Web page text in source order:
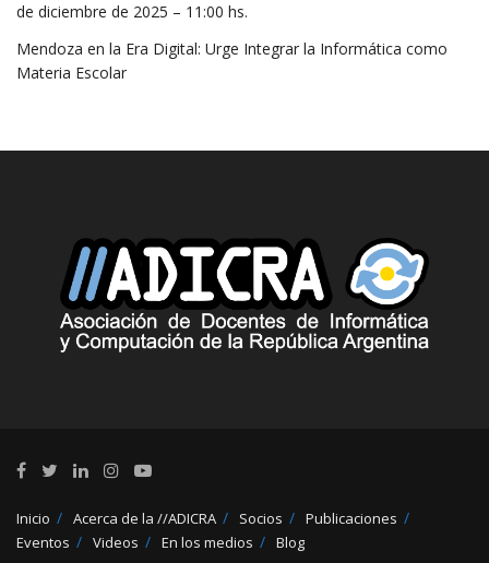
de diciembre de 2025 – 11:00 hs.
Mendoza en la Era Digital: Urge Integrar la Informática como
Materia Escolar
Inicio Acerca de la //ADICRA Socios
Publicaciones
Eventos
Videos En los medios Blog